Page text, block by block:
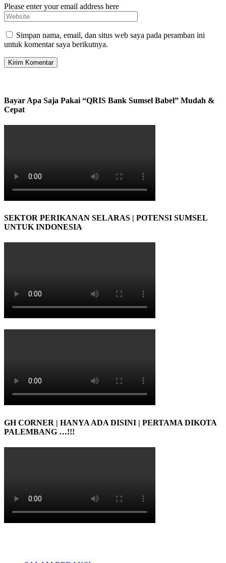
Please enter your email address here
Simpan nama, email, dan situs web saya pada peramban ini
untuk komentar saya berikutnya.
Bayar Apa Saja Pakai “QRIS Bank Sumsel Babel” Mudah &
Cepat
SEKTOR PERIKANAN SELARAS | POTENSI SUMSEL
UNTUK INDONESIA
GH CORNER | HANYA ADA DISINI | PERTAMA DIKOTA
PALEMBANG …!!!